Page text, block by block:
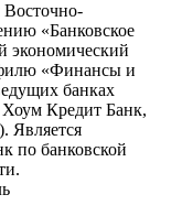
«Банковское
экономический
«Финансы и
банках
Кредит Банк,
Является
по банковской